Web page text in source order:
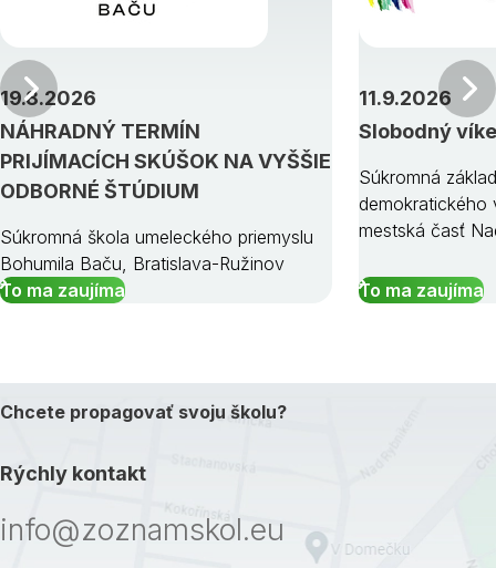
NÁHRADNÝ TERMÍN
PRIJÍMACÍCH SKÚŠOK NA VYŠŠIE
ODBORNÉ ŠTÚDIUM
19.8.2026
Súkromná škola umeleckého priemyslu
Bohumila Baču, Bratislava-Ružinov
To ma zaujíma
Slobodný
11.9.2026
Súkromná
demokratického
mestská časť
To ma zaujíma
Predchádzajúci
Chcete propagovať svoju školu?
Rýchly kontakt
info@zoznamskol.eu